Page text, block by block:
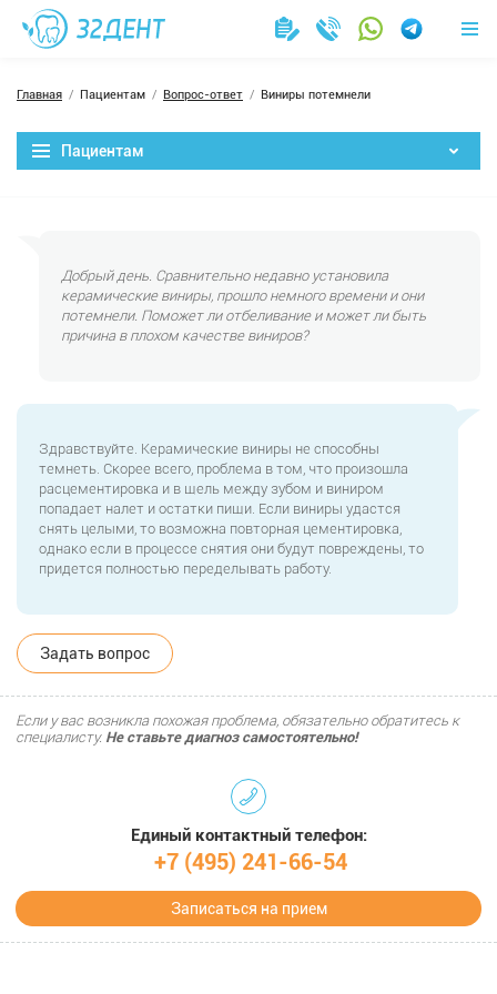
Главная Пациентам Вопрос-ответ Виниры потемнели
Пациентам
Добрый день. Сравнительно недавно установила
керамические виниры, прошло немного времени и они
потемнели. Поможет ли отбеливание и может ли быть
причина в плохом качестве виниров?
Здравствуйте. Керамические виниры не способны
темнеть. Скорее всего, проблема в том, что произошла
расцементировка и в щель между зубом и виниром
попадает налет и остатки пищи. Если виниры удастся
снять целыми, то возможна повторная цементировка,
однако если в процессе снятия они будут повреждены, то
придется полностью переделывать работу.
Задать вопрос
Если у вас возникла похожая проблема, обязательно обратитесь к
специалисту. Не ставьте диагноз самостоятельно!
Единый контактный телефон:
+7 (495) 241-66-54
Записаться на прием